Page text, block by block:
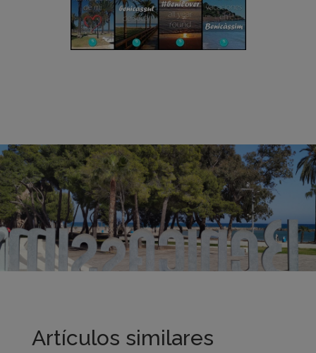
Artículos similares